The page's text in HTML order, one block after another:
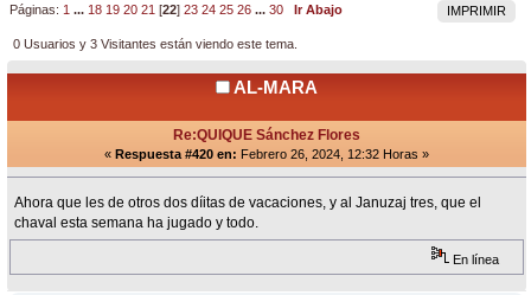
IMPRIMIR
Páginas: 1 ... 18 19 20 21 [22]23 24 25 26 ...30 Ir Abajo
0 Usuarios y 3 Visitantes están viendo este tema.
AL-MARA
Re:QUIQUE Sánchez Flores
« Respuesta #420 en: Febrero 26, 2024, 12:32 Horas »
Ahora que les de otros dos díitas de vacaciones, y al Januzaj tres, que el
chaval esta semana ha jugado y todo.
En línea